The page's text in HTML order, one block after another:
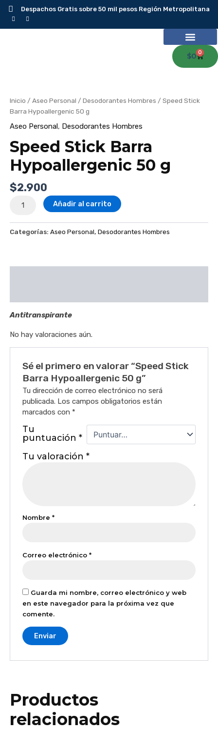
Despachos Gratis sobre 50 mil pesos Región Metropolitana
$0 0
Inicio / Aseo Personal / Desodorantes Hombres / Speed Stick
Barra Hypoallergenic 50 g
Aseo Personal , Desodorantes Hombres
Speed Stick Barra
Hypoallergenic 50 g
$2.900
50
g
cantidad
Añadir al carrito
Categorías: Aseo Personal, Desodorantes Hombres
Antitranspirante
No hay valoraciones aún.
Sé el primero en valorar “Speed Stick
Barra Hypoallergenic 50 g”
Tu dirección de correo electrónico no será
publicada. Los campos obligatorios están
marcados con *
Tu
puntuación*
Tu valoración*
Nombre*
Correo electrónico*
Guarda mi nombre, correo electrónico y web
en este navegador para la próxima vez que
comente.
Productos
relacionados